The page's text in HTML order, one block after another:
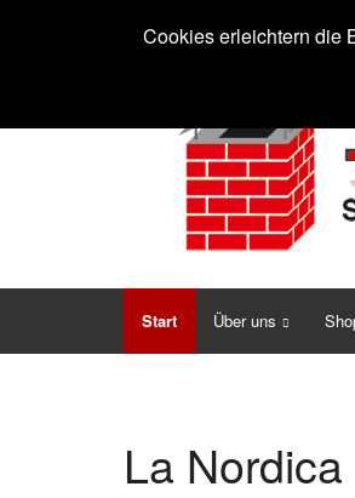
Start Über uns
La
Cookies erleichtern die